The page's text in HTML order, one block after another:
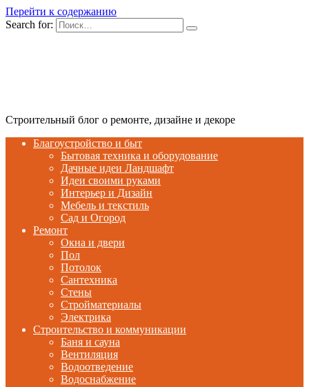
Перейти к содержанию
Search for:
Строительный блог о ремонте, дизайне и декоре
Благоустройство и быт
Бытовая техника и оборудование
Дачные идеи Ландшафт
Идеи своими руками
Интерьер и Дизайн
Мебель и текстиль
Сад и Огород
Ремонт
Окна и двери
Пол
Потолок
Сантехника
Стены
Стройматериалы
Электрика
Строительство и коммуникации
Баня и сауна
Вентиляция
Водоотведение
Водоснабжение